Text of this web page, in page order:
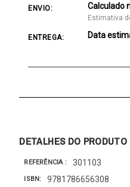
ENVIO: Calculado
Estimativa
ENTREGA: Data
DETALHES DO PRODUTO
REFERÊNCIA 301103
ISBN 9781786656308